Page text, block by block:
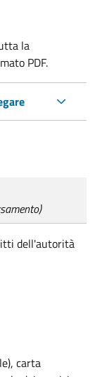
la
PDF.
dell'autorità
carta